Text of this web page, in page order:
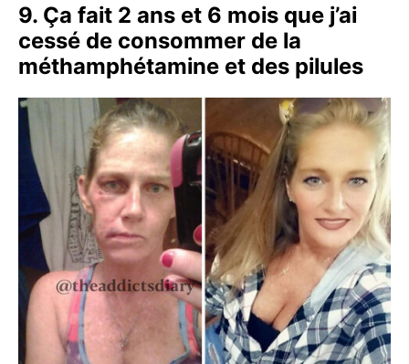
9. Ça fait 2 ans et 6 mois que j’ai
cessé de consommer de la
méthamphétamine et des pilules